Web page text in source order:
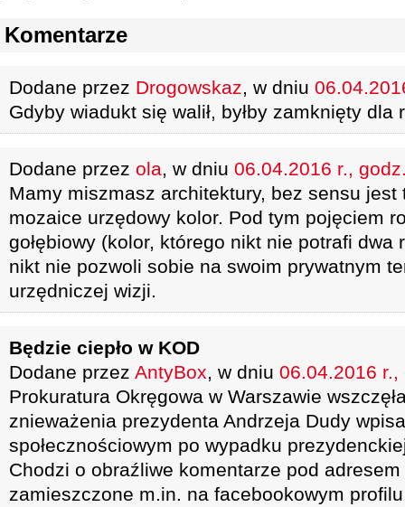
Komentarze
Dodane przez Drogowskaz, w dniu
Gdyby wiadukt się walił, byłby zamknięty dla
Dodane przez ola, w dniu 06.04.2016 r.,
Mamy miszmasz architektury, bez sensu jest
mozaice urzędowy kolor. Pod tym pojęciem
gołębiowy (kolor, którego nikt nie potrafi dwa
nikt nie pozwoli sobie na swoim prywatnym
urzędniczej wizji.
Będzie ciepło w KOD
Dodane przez AntyBox, w dniu 06.04.2016
Prokuratura Okręgowa w Warszawie
znieważenia prezydenta Andrzeja Dudy
społecznościowym po wypadku
Chodzi o obraźliwe komentarze pod
zamieszczone m.in. na facebookowym